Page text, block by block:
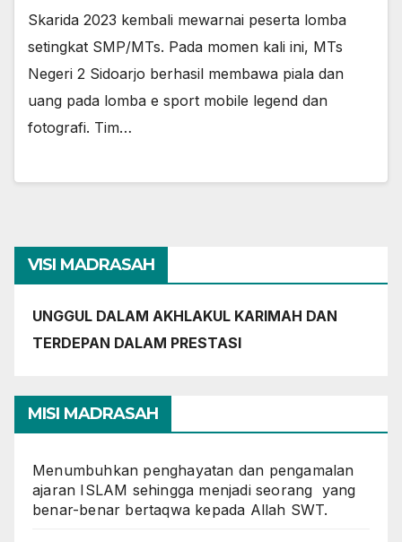
Skarida 2023 kembali mewarnai peserta lomba
setingkat SMP/MTs. Pada momen kali ini, MTs
Negeri 2 Sidoarjo berhasil membawa piala dan
uang pada lomba e sport mobile legend dan
fotografi. Tim…
VISI MADRASAH
UNGGUL DALAM AKHLAKUL KARIMAH DAN
TERDEPAN DALAM PRESTASI
MISI MADRASAH
Menumbuhkan penghayatan dan pengamalan
ajaran ISLAM sehingga menjadi seorang yang
benar-benar bertaqwa kepada Allah SWT.